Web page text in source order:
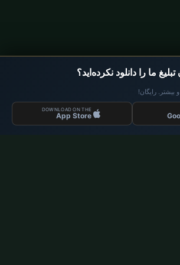
ما را دانلود نکرده‌اید؟
بیشتر. رایگان!
DOWNLOAD ON THE
App Store